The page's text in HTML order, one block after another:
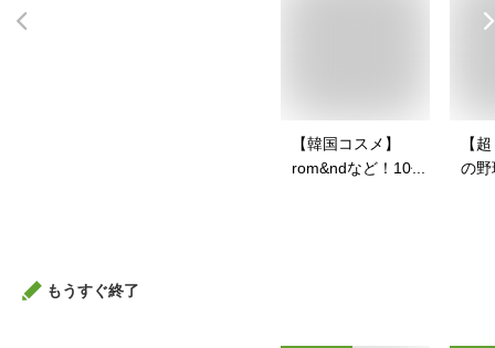
【韓国コスメ】
rom&ndなど！10代
【
の野
もうすぐ終了